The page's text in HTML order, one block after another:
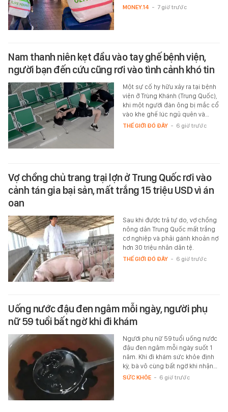
MONEY.14 - 7 giờ trước
Nam thanh niên kẹt đầu vào tay ghế bệnh viện,
người bạn đến cứu cũng rơi vào tình cảnh khó tin
Một sự cố hy hữu xảy ra tại bệnh
viện ở Trùng Khánh (Trung Quốc),
khi một người đàn ông bị mắc cổ
vào khe ghế lúc ngủ quên và…
THẾ GIỚI ĐÓ ĐÂY - 6 giờ trước
Vợ chồng chủ trang trại lợn ở Trung Quốc rơi vào
cảnh tán gia bại sản, mất trắng 15 triệu USD vì án
oan
Sau khi được trả tự do, vợ chồng
nông dân Trung Quốc mất trắng
cơ nghiệp và phải gánh khoản nợ
hơn 30 triệu nhân dân tệ.
THẾ GIỚI ĐÓ ĐÂY - 6 giờ trước
Uống nước đậu đen ngâm mỗi ngày, người phụ
nữ 59 tuổi bất ngờ khi đi khám
Người phụ nữ 59 tuổi uống nước
đậu đen ngâm mỗi ngày suốt 1
năm. Khi đi khám sức khỏe định
kỳ, bà vô cùng bất ngờ khi nhận…
SỨC KHỎE - 6 giờ trước